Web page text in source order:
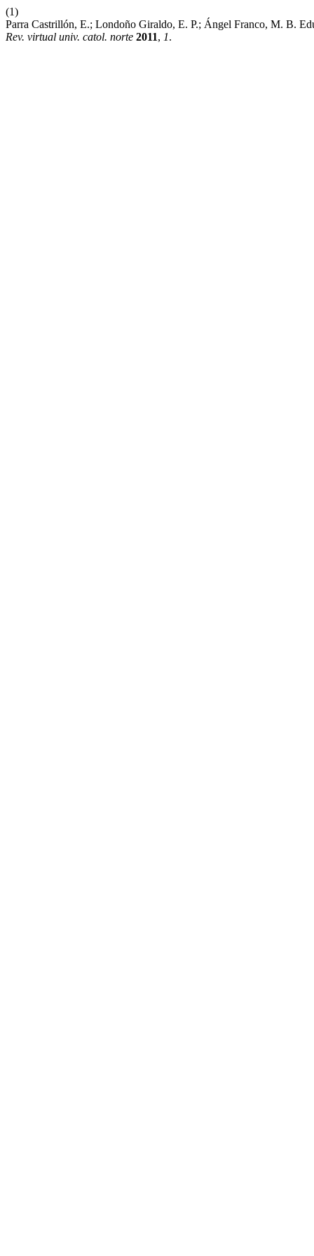
(1)
Parra Castrillón, E.; Londoño Giraldo, E. P.; Ángel Franco, M. B.
Rev. virtual univ. catol. norte 2011, 1.